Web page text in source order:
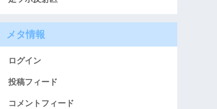
メタ情報
ログイン
投稿フィード
コメントフィード